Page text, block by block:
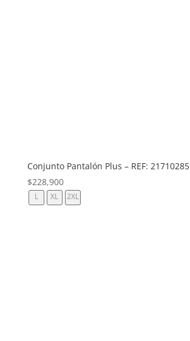
Conjunto Pantalón Plus – REF: 21710285
$228,900
L XL 2XL